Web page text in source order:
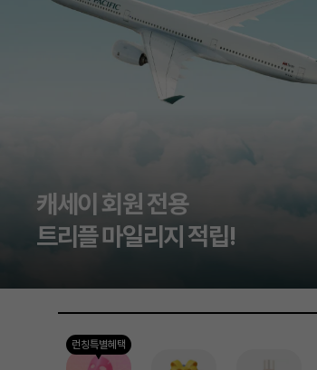
캐세이 회원 전용
트리플 마일리지 적립!
런칭특별혜택